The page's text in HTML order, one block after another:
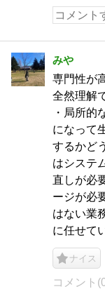
みや
専門性が
全然理解
・局所的
になって
するかど
はシステ
直しが必
ージが必
はない業
に任せて
ナイス
コメント